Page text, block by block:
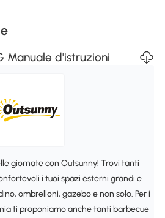
Manuale d'istruzioni
giornate con Outsunny! Trovi tanti
i tuoi spazi esterni grandi e
ombrelloni, gazebo e non solo. Per i
ti proponiamo anche tanti barbecue